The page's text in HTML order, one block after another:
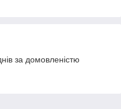
за домовленістю